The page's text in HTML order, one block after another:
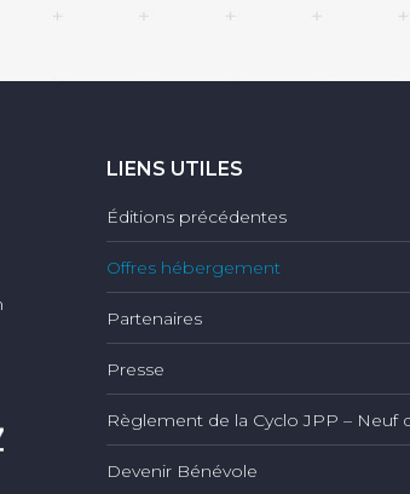
LIENS UTILES
Éditions précédentes
Offres hébergement
Partenaires
Presse
Règlement de la Cyclo JPP – Neuf
Devenir Bénévole